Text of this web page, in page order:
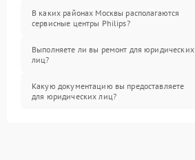
В каких районах Москвы располагаются
сервисные центры Philips?
Выполняете ли вы ремонт для юридических
лиц?
Какую документацию вы предоставляете
для юридических лиц?